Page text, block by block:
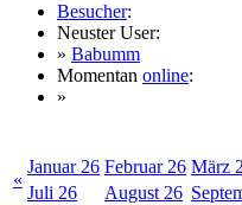
Besucher:
Neuster User:
» Babumm
Momentan online:
»
«
Januar 26 Februar 26 März
Juli 26
August 26